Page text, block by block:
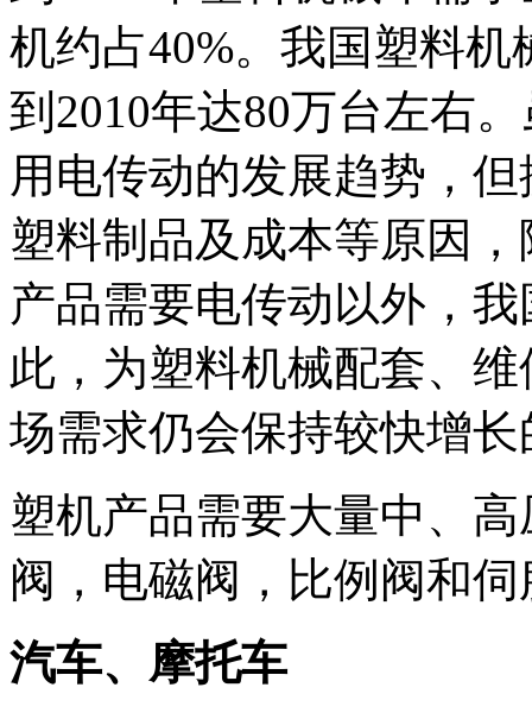
机约占40%。我国塑料
到2010年达80万台左右
用电传动的发展趋势，
塑料制品及成本等原因
产品需要电传动以外，
此，为塑料机械配套、
场需求仍会保持较快增
塑机产品需要大量中、
阀，电磁阀，比例阀和
汽车、摩托车